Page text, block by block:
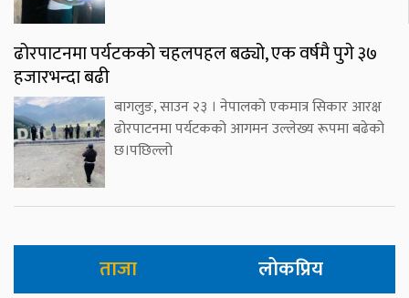
ढोरपाटनमा पर्यटकको चहलपहल बढ्यो, एक वर्षमै पुगे ३७
हजारभन्दा बढी
बागलुङ, साउन २३ । नेपालको एकमात्र सिकार आरक्ष
ढोरपाटनमा पर्यटकको आगमन उल्लेख्य रूपमा बढेको
छ।पछिल्लो
ताजा लोकप्रिय